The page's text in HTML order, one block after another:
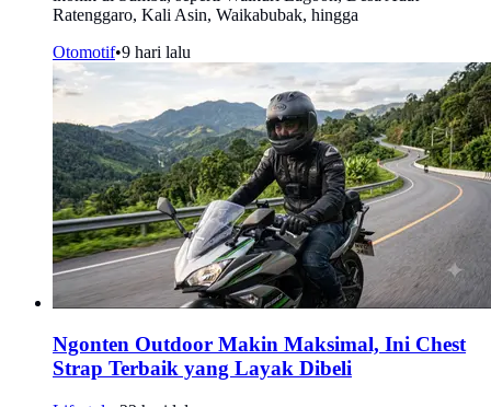
Ratenggaro, Kali Asin, Waikabubak, hingga
Otomotif•9 hari lalu
Ngonten Outdoor Makin Maksimal, Ini Chest
Strap Terbaik yang Layak Dibeli